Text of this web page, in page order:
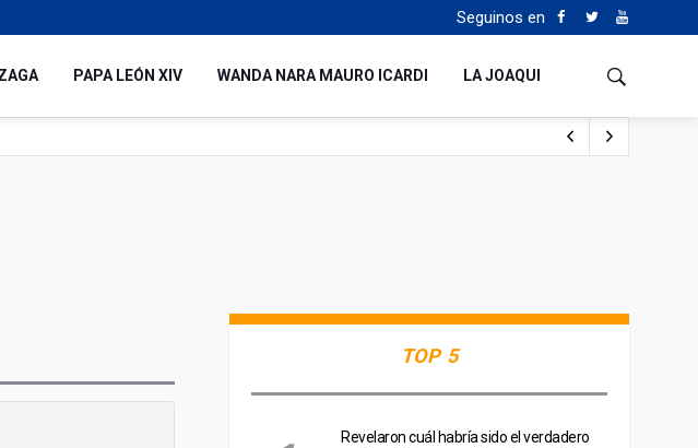
Seguinos en
PAPA LEÓN XIV WANDA NARA MAURO ICARDI LA JOAQUI
“Tengo errores como cualquiera”
TOP 5
Revelaron cuál habría sido el verdadero